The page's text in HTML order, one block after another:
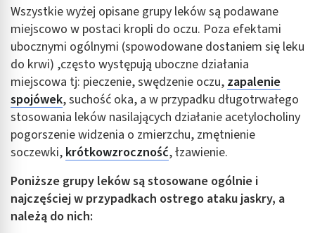
Wszystkie wyżej opisane grupy leków są podawane
miejscowo w postaci kropli do oczu. Poza efektami
ubocznymi ogólnymi (spowodowane dostaniem się leku
do krwi) ,często występują uboczne działania
miejscowa tj: pieczenie, swędzenie oczu, zapalenie
spojówek, suchość oka, a w przypadku długotrwałego
stosowania leków nasilających działanie acetylocholiny
pogorszenie widzenia o zmierzchu, zmętnienie
soczewki, krótkowzroczność, łzawienie.
Poniższe grupy leków są stosowane ogólnie i
najczęściej w przypadkach ostrego ataku jaskry, a
należą do nich: